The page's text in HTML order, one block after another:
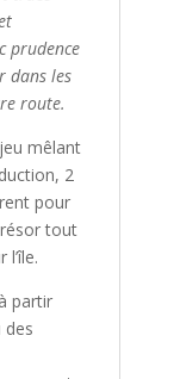
prudence
dans les
route.
mêlant
2
pour
tout
partir
des